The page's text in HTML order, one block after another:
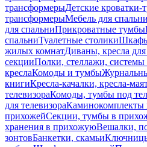
трансформерыДетские кроватки-
трансформерыМебель для спальни
для спальниПрикроватные тумбы
спальниТуалетные столикиШкафы
жилых комнатДиваны, кресла
секцииПолки, стеллажи, системы
креслаКомоды и тумбы
книгиКресла-качалки, кресла-
телевизораКомоды, тумбы под
для телевизораКаминокомплекты
прихожейСекции, тумбы в
хранения в прихожуюВешалки,
зонтовБанкетки, скамьи